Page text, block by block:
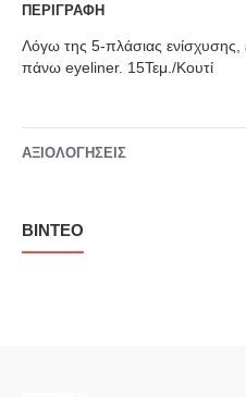
ΠΕΡΙΓΡΑΦΉ
Λόγω της 5-πλάσιας ενίσχυσης,
πάνω eyeliner. 15Τεμ./Κουτί
ΑΞΙΟΛΟΓΉΣΕΙΣ
ΒΊΝΤΕΟ